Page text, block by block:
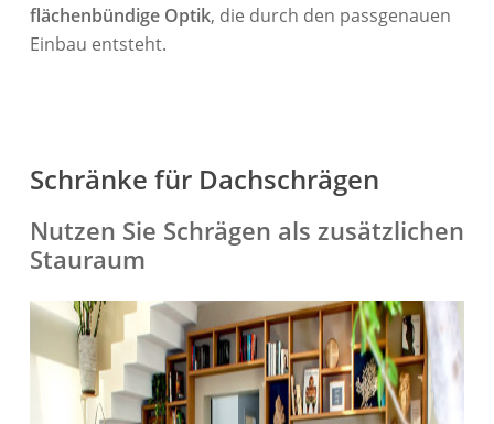
flächenbündige Optik, die durch den passgenauen
Einbau entsteht.
Schränke für Dachschrägen
Nutzen Sie Schrägen als zusätzlichen
Stauraum